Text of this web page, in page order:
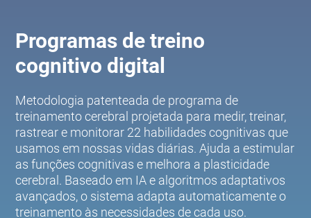
Programas de treino
cognitivo digital
Metodologia patenteada de programa de
treinamento cerebral projetada para medir, treinar,
rastrear e monitorar 22 habilidades cognitivas que
usamos em nossas vidas diárias. Ajuda a estimular
as funções cognitivas e melhora a plasticidade
cerebral. Baseado em IA e algoritmos adaptativos
avançados, o sistema adapta automaticamente o
treinamento às necessidades de cada uso.